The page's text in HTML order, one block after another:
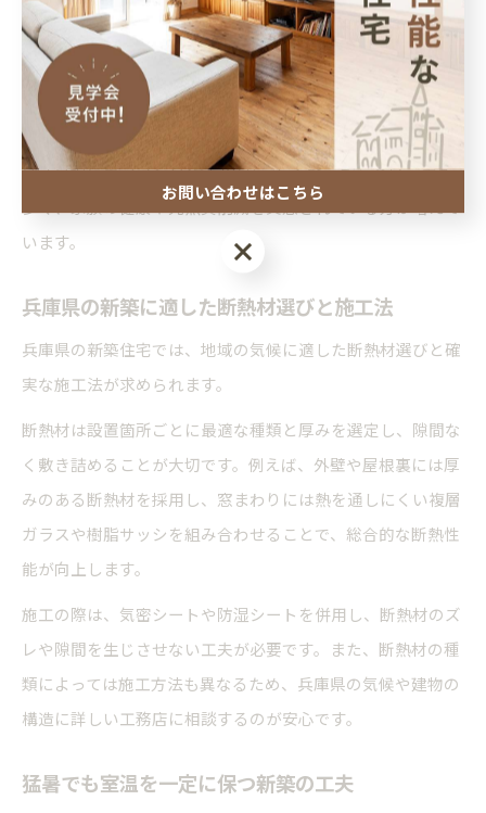
熱材をしっかりと施工することで、夏の暑さも冬の寒さも抑
えられます。
断熱等級7などの高い基準に対応した新築づくりは、兵庫県
でも注目されています。実際に、断熱対策を徹底した住宅で
は「夏場にエアコン1台で家中が涼しくなった」という声も
多く、家族の健康や光熱費削減を実感されている方が増えて
います。
兵庫県の新築に適した断熱材選びと施工法
兵庫県の新築住宅では、地域の気候に適した断熱材選びと確
実な施工法が求められます。
断熱材は設置箇所ごとに最適な種類と厚みを選定し、隙間な
く敷き詰めることが大切です。例えば、外壁や屋根裏には厚
みのある断熱材を採用し、窓まわりには熱を通しにくい複層
ガラスや樹脂サッシを組み合わせることで、総合的な断熱性
能が向上します。
施工の際は、気密シートや防湿シートを併用し、断熱材のズ
レや隙間を生じさせない工夫が必要です。また、断熱材の種
類によっては施工方法も異なるため、兵庫県の気候や建物の
構造に詳しい工務店に相談するのが安心です。
猛暑でも室温を一定に保つ新築の工夫
お問い合わせはこちら
お問い合わせはこちら